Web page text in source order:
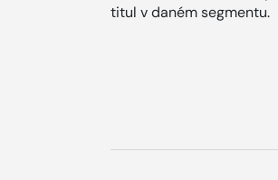
titul v daném segmentu.